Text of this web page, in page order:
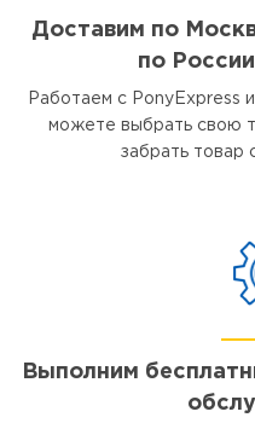
Доставим по
по
Работаем с PonyExpress
можете выбрать свою
забрать товар
Выполним